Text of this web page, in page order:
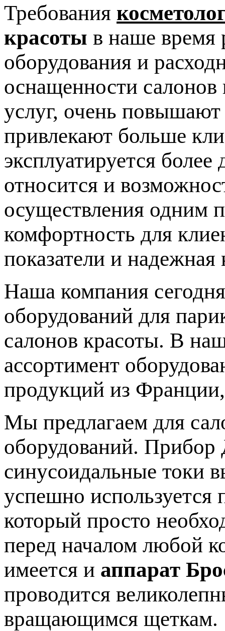
Требования
красоты в наше время
оборудования и
оснащенности салонов
услуг, очень
привлекают больше
эксплуатируется
относится и
осуществления одним
комфортность для
показатели и надежная
Наша компания
оборудований для
салонов красоты. В
ассортимент
продукций из
Мы предлагаем для
оборудований. Прибор
синусоидальные токи
успешно используется
который просто
перед началом любой
имеется и аппарат
проводится
вращающимся щеткам.